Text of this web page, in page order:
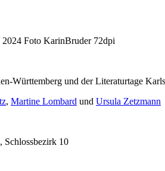
Württemberg und der Literaturtage
, Martine Lombard und Ursula Zetzmann
Schlossbezirk 10